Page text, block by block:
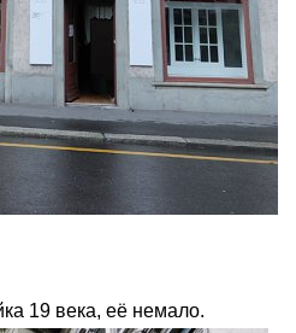
19 века, её немало.